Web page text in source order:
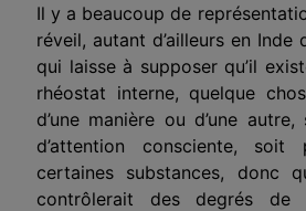
Il y a beaucoup de
réveil, autant d’ailleurs en Inde
qui laisse à supposer qu’il
rhéostat interne, quelque
d’une manière ou d’une
d’attention consciente,
certaines substances, donc
contrôlerait des degrés de